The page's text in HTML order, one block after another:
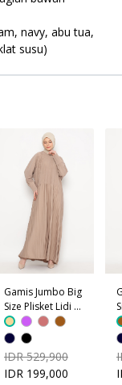
navy, abu tua,
susu)
Gamis Jumbo Big
Size Plisket Lidi -
Coklat Krem
IDR 529,900
IDR 199,000